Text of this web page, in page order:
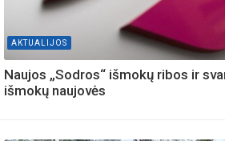
AKTUALIJOS
Naujos „Sodros“ išmokų ribos ir
išmokų naujovės